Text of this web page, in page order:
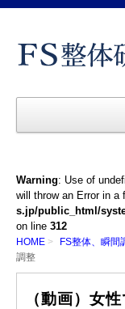
Warning: Use of
will throw an Error in a
s.jp/public_html/
on line 312
HOME FS整体、瞬
調整
（動画）女